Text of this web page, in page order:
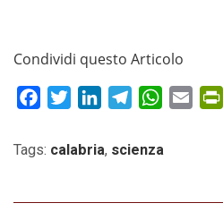
Condividi questo Articolo
FacebookTwitterLinkedInTelegramWhatsApp
Email
Tags: calabria, scienza